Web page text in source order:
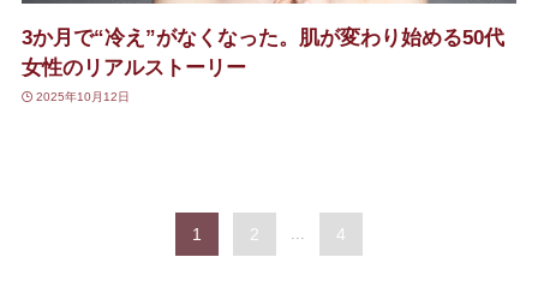
3か月で“冷え”がなくなった。肌が変わり始める50代
女性のリアルストーリー
2025年10月12日
1 2 4